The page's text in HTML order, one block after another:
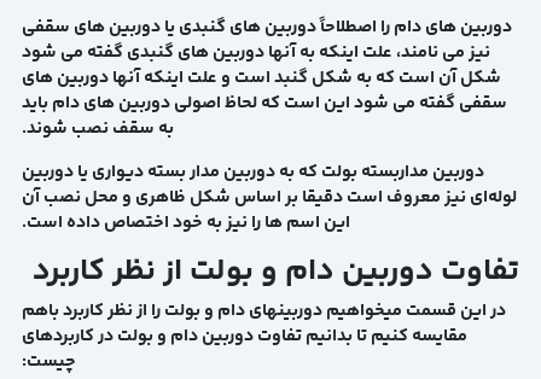
دوربین های دام را اصطلاحاً دوربین های گنبدی یا دوربین های سقفی
نیز می نامند، علت اینکه به آنها دوربین های گنبدی گفته می شود
شکل آن است که به شکل گنبد است و علت اینکه آنها دوربین های
سقفی گفته می شود این است که لحاظ اصولی دوربین های دام باید
به سقف نصب شوند.
دوربین مداربسته بولت که به دوربین مدار بسته دیواری یا دوربین
لوله‌ای نیز معروف است دقیقا بر اساس شکل ظاهری و محل نصب آن
این اسم ها را نیز به خود اختصاص داده است.
تفاوت دوربین دام و بولت از نظر کاربرد
در این قسمت میخواهیم دوربینهای دام و بولت را از نظر کاربرد باهم
مقایسه کنیم تا بدانیم تفاوت دوربین دام و بولت در کاربردهای
چیست: